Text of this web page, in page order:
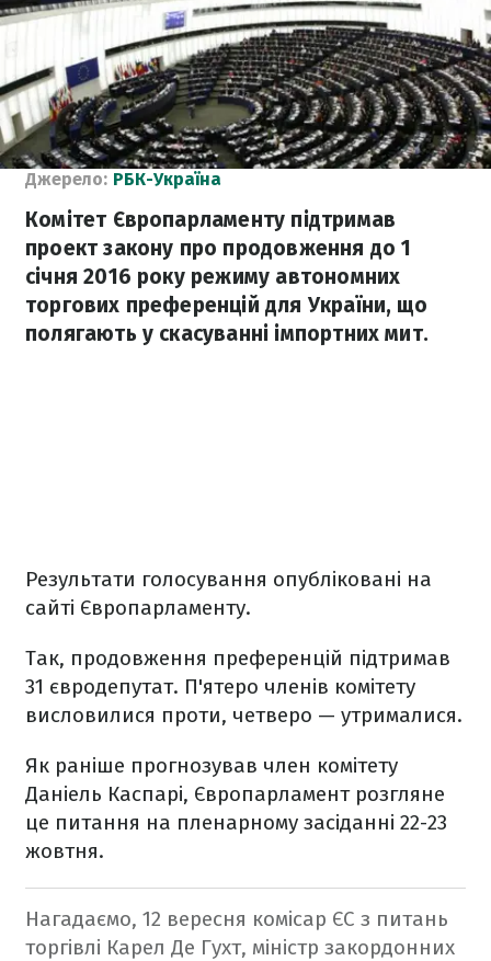
Джерело: РБК-Україна
Комітет Європарламенту підтримав
проект закону про продовження до 1
січня 2016 року режиму автономних
торгових преференцій для України, що
полягають у скасуванні імпортних мит.
Результати голосування опубліковані на
сайті Європарламенту.
Так, продовження преференцій підтримав
31 євродепутат. П'ятеро членів комітету
висловилися проти, четверо — утрималися.
Як раніше прогнозував член комітету
Даніель Каспарі, Європарламент розгляне
це питання на пленарному засіданні 22-23
жовтня.
Нагадаємо, 12 вересня комісар ЄС з питань
торгівлі Карел Де Гухт, міністр закордонних